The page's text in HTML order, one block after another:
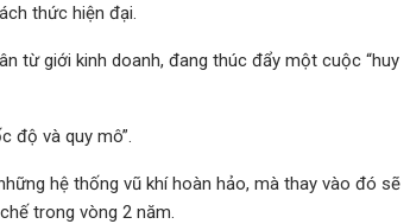
thức hiện đại.
từ giới kinh doanh, đang thúc đẩy một cuộc “huy
độ và quy mô”.
hệ thống vũ khí hoàn hảo, mà thay vào đó sẽ
trong vòng 2 năm.